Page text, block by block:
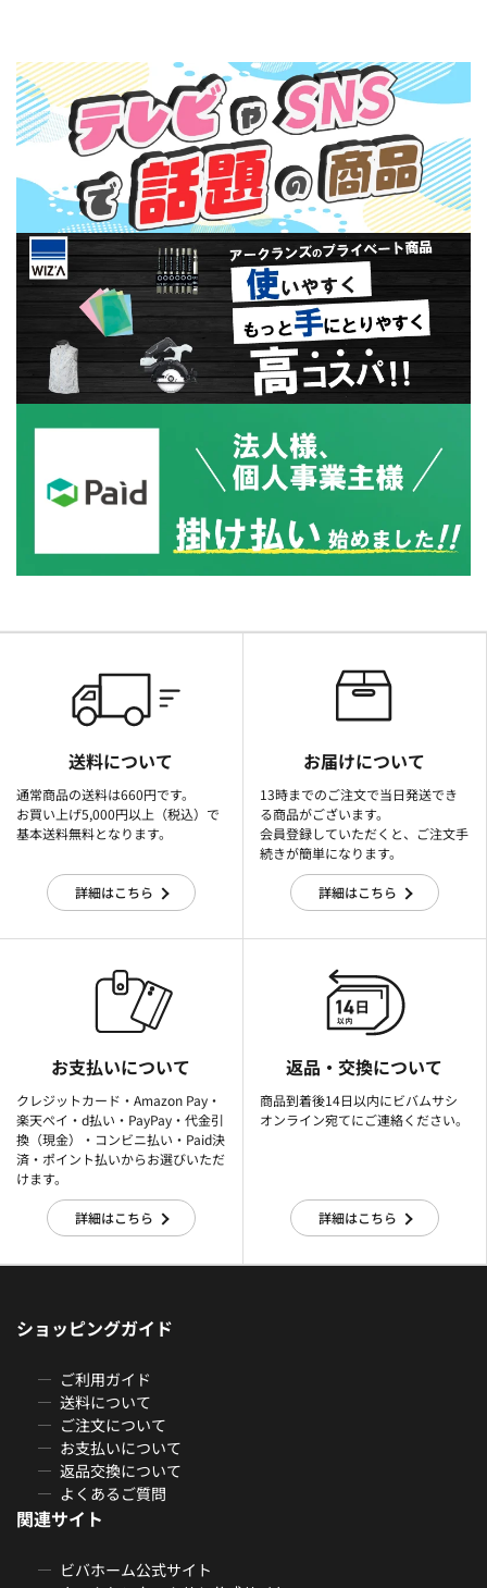
送料について
通常商品の送料は660円です。
お買い上げ5,000円以上（税込）で
基本送料無料となります。
詳細はこちら
お届けについて
13時までのご注文で当日発送でき
る商品がございます。
会員登録していただくと、ご注文手
続きが簡単になります。
詳細はこちら
お支払いについて
クレジットカード・Amazon Pay・
楽天ぺイ・d払い・PayPay・代金引
換（現金）・コンビニ払い・Paid決
済・ポイント払いからお選びいただ
けます。
詳細はこちら
返品・交換について
商品到着後14日以内にビバムサシ
オンライン宛てにご連絡ください。
詳細はこちら
ショッピングガイド
ご利用ガイド
送料について
ご注文について
お支払いについて
返品交換について
よくあるご質問
関連サイト
ビバホーム公式サイト